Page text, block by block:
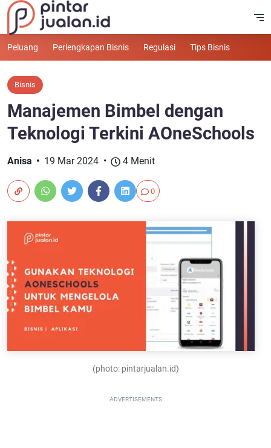
Peluang Perlengkapan Bisnis Regulasi Tips Bisnis
Bisnis
Manajemen Bimbel dengan
Teknologi Terkini AOneSchools
Anisa 19 Mar 2024 4 Menit
0
(photo: pintarjualan.id)
ADVERTISEMENTS